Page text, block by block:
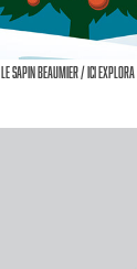
Le Sapin Beaumier / ICI Explora